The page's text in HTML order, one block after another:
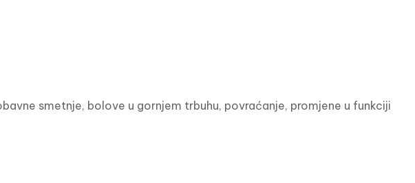
smetnje, bolove u gornjem trbuhu, povraćanje, promjene u funkciji